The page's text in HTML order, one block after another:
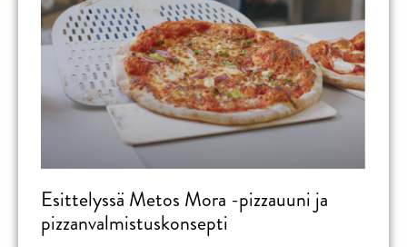
Esittelyssä Metos Mora -pizzauuni ja
pizzanvalmistuskonsepti